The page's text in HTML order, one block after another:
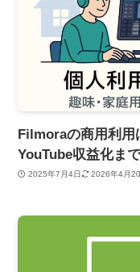
Filmoraの商用利用
YouTube収益化ま
2025年7月4日 2026年4月